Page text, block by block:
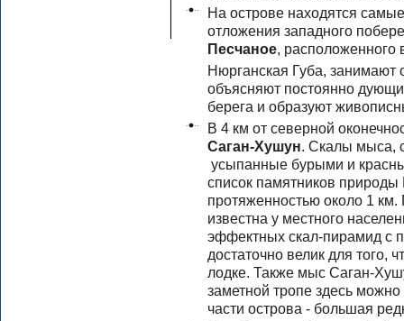
На острове находятся
отложения западного
Песчаное, расположенного
Нюрганская Губа, занимают
объясняют постоянно
берега и образуют
В 4 км от северной
Саган-Хушун. Скалы мыса,
усыпанные бурыми и
список памятников
протяженностью около 1
известна у местного
эффектных скал-пирамид с
достаточно велик для того,
лодке. Также мыс Саган-
заметной тропе здесь можно
части острова - большая